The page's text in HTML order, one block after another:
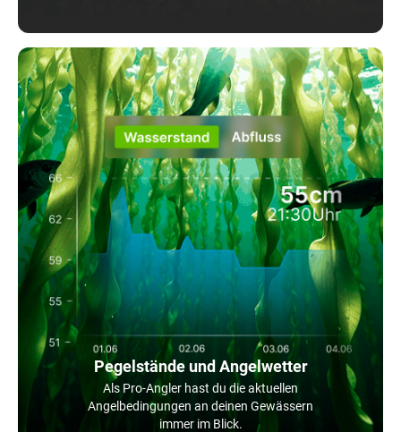
Pegelstände und Angelwetter
Als Pro-Angler hast du die aktuellen
Angelbedingungen an deinen Gewässern
immer im Blick.